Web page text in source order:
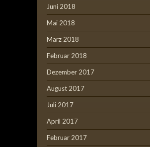
Juni 2018
Mai 2018
März 2018
Februar 2018
Dezember 2017
August 2017
Juli 2017
April 2017
Februar 2017